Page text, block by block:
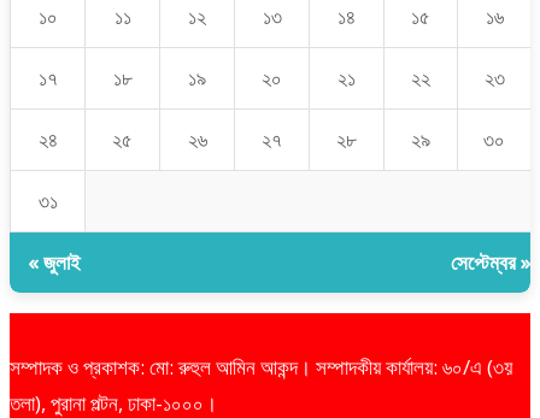
১০ ১১ ১২ ১৩ ১৪ ১৫ ১৬
১৭ ১৮ ১৯ ২০ ২১ ২২ ২৩
২৪ ২৫ ২৬ ২৭ ২৮ ২৯ ৩০
৩১
« জুলাই সেপ্টেম্বর »
সম্পাদক ও প্রকাশক: মো: রুহুল আমিন আকন্দ। সম্পাদকীয় কার্যালয়: ৬০/এ (৩য়
তলা), পুরানা পল্টন, ঢাকা-১০০০।